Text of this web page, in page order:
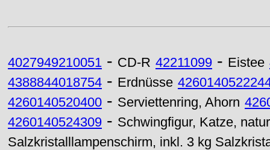
4027949210051 - CD-R 42211099 - Eistee
4388844018754 - Erdnüsse
4260140520400 - Serviettenring, Ahorn
4260140524309 - Schwingfigur, Katze,
Salzkristalllampenschirm, inkl. 3 kg